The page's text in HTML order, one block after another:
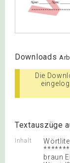
Downloads
Die
Textauszüge
Inhalt
braun